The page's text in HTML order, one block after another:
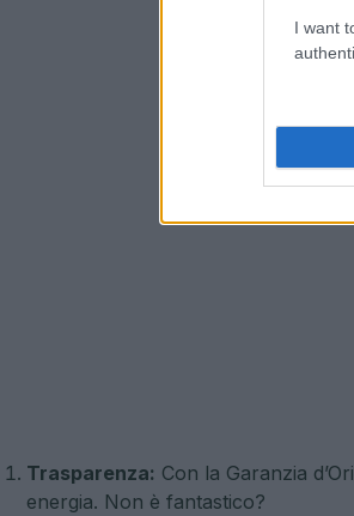
I want
Trasparenza: Con la Garanzia
energia. Non è fantastico?